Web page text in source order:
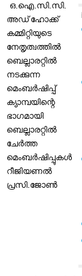
ഒ.ഐ.സി.സി.
അഡ്‌ഹോക്ക്
കമ്മിറ്റിയുടെ
നേതൃത്വത്തില്‍
ബെല്ലാരറ്റില്‍
നടക്കുന്ന
മെംബര്‍ഷിപ്പ്
ക്യാമ്പയിന്റെ
ഭാഗമായി
ബെല്ലാരറ്റില്‍
ചേര്‍ത്ത
മെംബര്‍ഷിപ്പുകള്‍
റീജിയണല്‍
പ്രസി.ജോണ്‍